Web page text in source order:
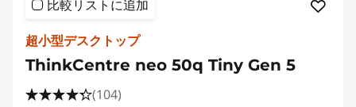
比較リストに追加
超小型デスクトップ
ThinkCentre neo 50q Tiny Gen 5
(104)